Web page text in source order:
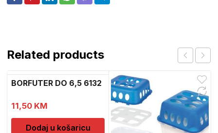
Related products
BORFUTER DO 6,5 6132
11,50 KM
Dodaj u košaricu